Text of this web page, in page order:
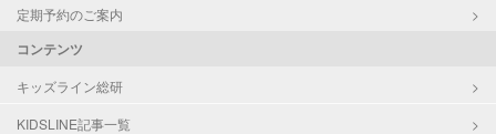
定期予約のご案内
コンテンツ
キッズライン総研
KIDSLINE記事一覧